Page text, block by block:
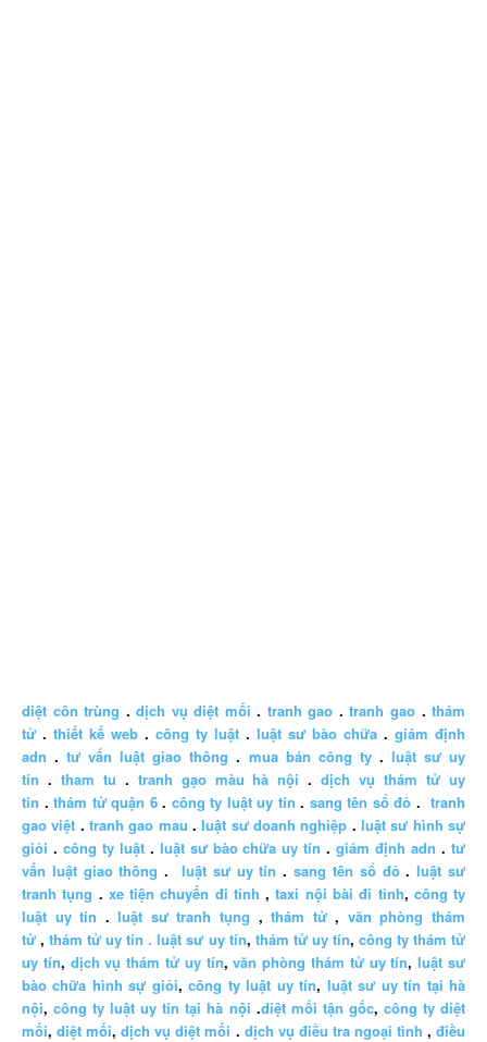
diệt côn trùng .dịch vụ diệt mối . tranh gao .tranh gao .thám
tử . thiết kế web . công ty luật . luật sư bào chữa . giám định
adn .tư vấn luật giao thông . mua bán công ty. luật sư uy
tín . tham tu . tranh gạo màu hà nội .dịch vụ thám tử uy
tín .thám tử quận 6. công ty luật uy tín . sang tên sổ đỏ .tranh
gao việt .tranh gao mau .luật sư doanh nghiệp .luật sư hình sự
giỏi . công ty luật. luật sư bào chữa uy tín .giám định adn .tư
vấn luật giao thông . luật sư uy tín .sang tên sổ đỏ.luật sư
tranh tụng . xe tiện chuyến đi tỉnh ,taxi nội bài đi tỉnh, công ty
luật uy tín .luật sư tranh tụng ,thám tử, văn phòng thám
tử ,thám tử uy tín . luật sư uy tín, thám tử uy tín, công ty thám tử
uy tín, dịch vụ thám tử uy tín,văn phòng thám tử uy tín,luật sư
bào chữa hình sự giỏi,công ty luật uy tín, luật sư uy tín tại hà
nội,công ty luật uy tín tại hà nội .diệt mối tận gốc, công ty diệt
mối,diệt mối,dịch vụ diệt mối . dịch vụ điều tra ngoại tình ,điều